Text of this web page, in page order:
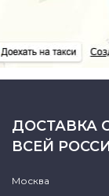
ДОСТАВКА
ВСЕЙ
Москва